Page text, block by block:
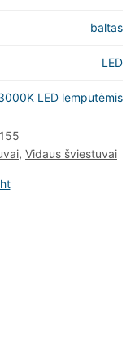
baltas
LED
LED lemputėmis
, Vidaus šviestuvai